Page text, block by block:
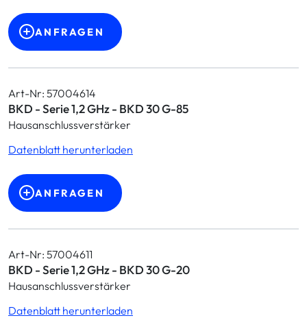
ANFRAGEN
Art-Nr: 57004614
BKD - Serie 1,2 GHz - BKD 30 G-85
Hausanschlussverstärker
Datenblatt herunterladen
ANFRAGEN
Art-Nr: 57004611
BKD - Serie 1,2 GHz - BKD 30 G-20
Hausanschlussverstärker
Datenblatt herunterladen